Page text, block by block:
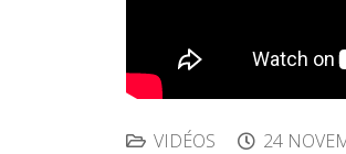
VIDÉOS 24